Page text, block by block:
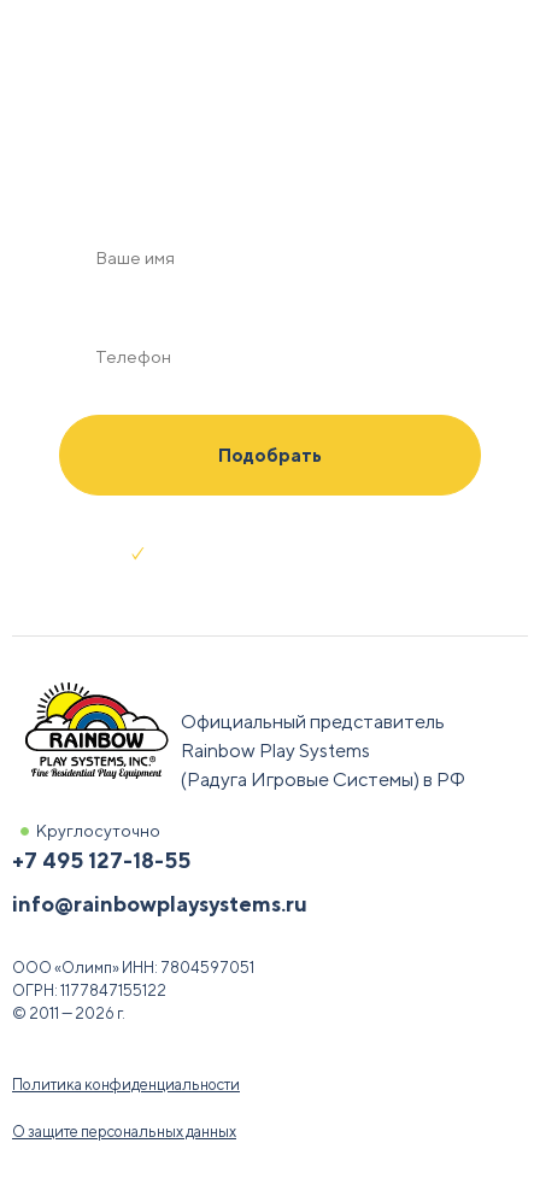
Официальный представитель
Rainbow Play Systems
(Радуга Игровые Системы) в РФ
Круглосуточно
+7 495 127-18-55
info@rainbowplaysystems.ru
ООО «Олимп» ИНН: 7804597051
ОГРН: 1177847155122
© 2011 — 2026 г.
Политика конфиденциальности
О защите персональных данных